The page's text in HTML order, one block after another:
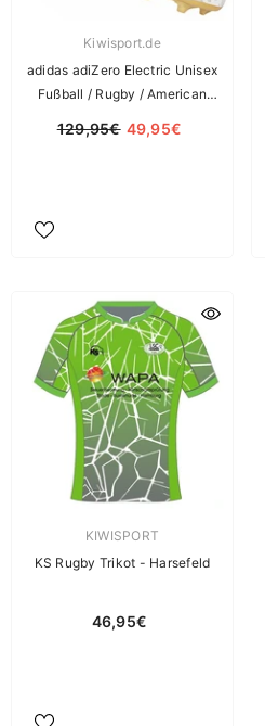
Verkäuferin:
Kiwisport.de
adidas adiZero Electric Unisex
Fußball / Rugby / American
129,95€ 49,95€
Verkäuferin:
KIWISPORT
KS Rugby Trikot - Harsefeld
46,95€